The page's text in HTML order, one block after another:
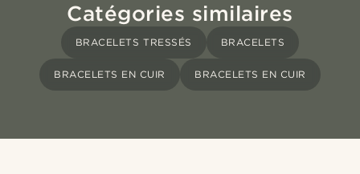
Catégories similaires
BRACELETS TRESSÉS BRACELETS
BRACELETS EN CUIR BRACELETS EN CUIR